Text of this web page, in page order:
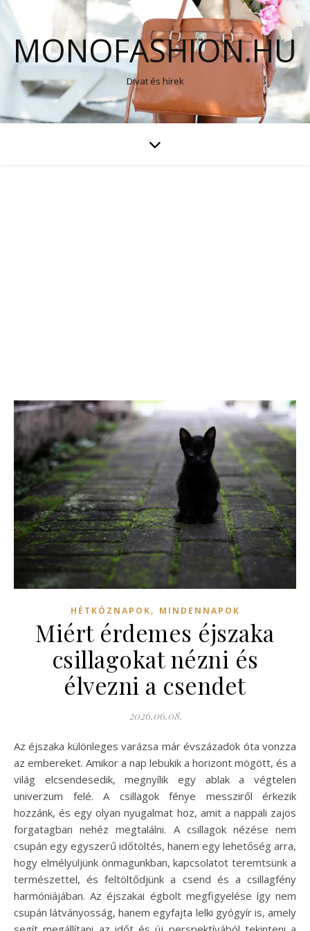
MONOFASHION.HU
Divat és hírek
HÉTKÖZNAPOK, MINDENNAPOK
Miért érdemes éjszaka
csillagokat nézni és
élvezni a csendet
2026.06.08.
Az éjszaka különleges varázsa már évszázadok óta vonzza
az embereket. Amikor a nap lebukik a horizont mögött, és a
világ elcsendesedik, megnyílik egy ablak a végtelen
univerzum felé. A csillagok fénye messziről érkezik
hozzánk, és egy olyan nyugalmat hoz, amit a nappali zajos
forgatagban nehéz megtalálni. A csillagok nézése nem
csupán egy egyszerű időtöltés, hanem egy lehetőség arra,
hogy elmélyüljünk önmagunkban, kapcsolatot teremtsünk a
természettel, és feltöltődjünk a csend és a csillagfény
harmóniájában. Az éjszakai égbolt megfigyelése így nem
csupán látványosság, hanem egyfajta lelki gyógyír is, amely